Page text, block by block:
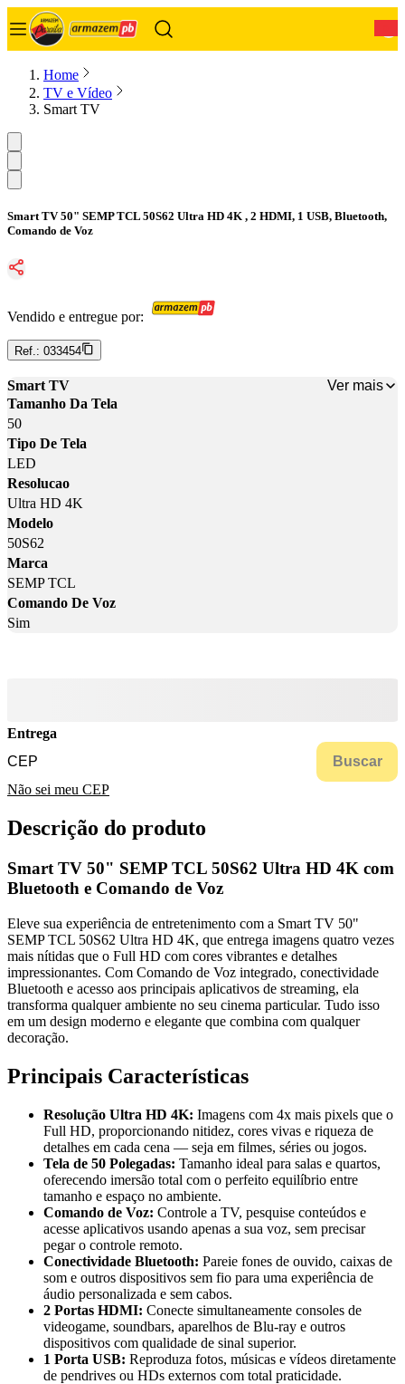
Home
TV e Vídeo
Smart TV
Smart TV 50" SEMP TCL 50S62 Ultra HD 4K , 2 HDMI, 1 USB, Bluetooth,
Comando de Voz
Vendido e entregue por:
Ref.: 033454
Smart TV
Ver mais
Tamanho Da Tela
50
Tipo De Tela
LED
Resolucao
Ultra HD 4K
Modelo
50S62
Marca
SEMP TCL
Comando De Voz
Sim
Entrega
Buscar
Não sei meu CEP
Descrição do produto
Smart TV 50" SEMP TCL 50S62 Ultra HD 4K com
Bluetooth e Comando de Voz
Eleve sua experiência de entretenimento com a Smart TV 50"
SEMP TCL 50S62 Ultra HD 4K, que entrega imagens quatro vezes
mais nítidas que o Full HD com cores vibrantes e detalhes
impressionantes. Com Comando de Voz integrado, conectividade
Bluetooth e acesso aos principais aplicativos de streaming, ela
transforma qualquer ambiente no seu cinema particular. Tudo isso
em um design moderno e elegante que combina com qualquer
decoração.
Principais Características
Resolução Ultra HD 4K: Imagens com 4x mais pixels que o
Full HD, proporcionando nitidez, cores vivas e riqueza de
detalhes em cada cena — seja em filmes, séries ou jogos.
Tela de 50 Polegadas: Tamanho ideal para salas e quartos,
oferecendo imersão total com o perfeito equilíbrio entre
tamanho e espaço no ambiente.
Comando de Voz: Controle a TV, pesquise conteúdos e
acesse aplicativos usando apenas a sua voz, sem precisar
pegar o controle remoto.
Conectividade Bluetooth: Pareie fones de ouvido, caixas de
som e outros dispositivos sem fio para uma experiência de
áudio personalizada e sem cabos.
2 Portas HDMI: Conecte simultaneamente consoles de
videogame, soundbars, aparelhos de Blu-ray e outros
dispositivos com qualidade de sinal superior.
1 Porta USB: Reproduza fotos, músicas e vídeos diretamente
de pendrives ou HDs externos com total praticidade.